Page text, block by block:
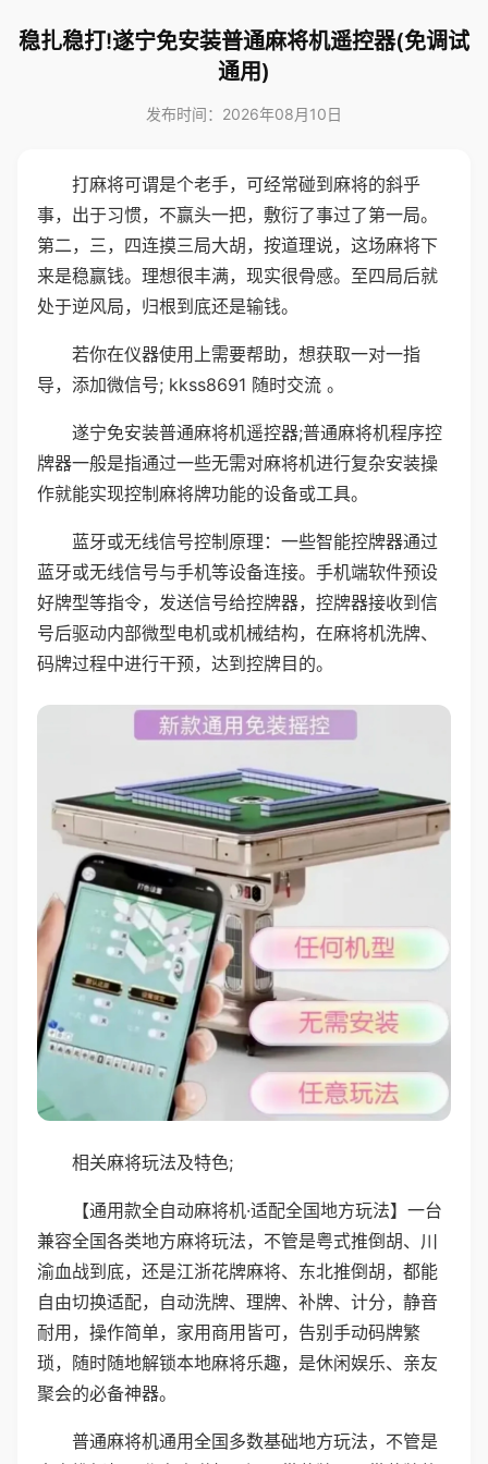
稳扎稳打!遂宁免安装普通麻将机遥控器(免调试
通用)
发布时间：2026年08月10日
打麻将可谓是个老手，可经常碰到麻将的斜乎
事，出于习惯，不赢头一把，敷衍了事过了第一局。
第二，三，四连摸三局大胡，按道理说，这场麻将下
来是稳赢钱。理想很丰满，现实很骨感。至四局后就
处于逆风局，归根到底还是输钱。
若你在仪器使用上需要帮助，想获取一对一指
导，添加微信号; kkss8691 随时交流 。
遂宁免安装普通麻将机遥控器;普通麻将机程序控
牌器一般是指通过一些无需对麻将机进行复杂安装操
作就能实现控制麻将牌功能的设备或工具。
蓝牙或无线信号控制原理：一些智能控牌器通过
蓝牙或无线信号与手机等设备连接。手机端软件预设
好牌型等指令，发送信号给控牌器，控牌器接收到信
号后驱动内部微型电机或机械结构，在麻将机洗牌、
码牌过程中进行干预，达到控牌目的。
相关麻将玩法及特色;
【通用款全自动麻将机·适配全国地方玩法】一台
兼容全国各类地方麻将玩法，不管是粤式推倒胡、川
渝血战到底，还是江浙花牌麻将、东北推倒胡，都能
自由切换适配，自动洗牌、理牌、补牌、计分，静音
耐用，操作简单，家用商用皆可，告别手动码牌繁
琐，随时随地解锁本地麻将乐趣，是休闲娱乐、亲友
聚会的必备神器。
普通麻将机通用全国多数基础地方玩法，不管是